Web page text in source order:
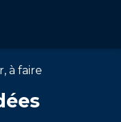
à faire